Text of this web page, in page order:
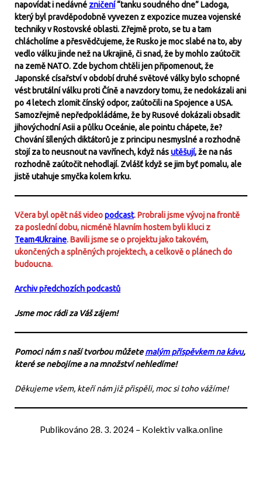
napovídat i nedávné zničení“tanku soudného dne” Ladoga,
který byl pravděpodobně vyvezen z expozice muzea vojenské
techniky v Rostovské oblasti. Zřejmě proto, se tu a tam
chlácholíme a přesvědčujeme, že Rusko je moc slabé na to, aby
vedlo válku jinde než na Ukrajině, či snad, že by mohlo zaútočit
na země NATO. Zde bychom chtěli jen připomenout, že
Japonské císařství v období druhé světové války bylo schopné
vést brutální válku proti Číně a navzdory tomu, že nedokázali ani
po 4 letech zlomit čínský odpor, zaútočili na Spojence a USA.
Samozřejmě nepředpokládáme, že by Rusové dokázali obsadit
jihovýchodní Asii a půlku Oceánie, ale pointu chápete, že?
Chování šílených diktátorů je z principu nesmyslné a rozhodně
stojí za to neusnout na vavřínech, když násutěšují, že na nás
rozhodně zaútočit nehodlají. Zvlášť když se jim byť pomalu, ale
jistě utahuje smyčka kolem krku.
Včera byl opět náš videopodcast. Probrali jsme vývoj na frontě
za poslední dobu, nicméně hlavním hostem byli kluci z
Team4Ukraine. Bavili jsme se o projektu jako takovém,
ukončených a splněných projektech, a celkově o plánech do
budoucna.
Archiv předchozích podcastů
Jsme moc rádi za Váš zájem!
Pomoci nám s naší tvorbou můžetemalým příspěvkem na kávu,
které se nebojíme a na množství nehledíme!
Děkujeme všem, kteří nám již přispěli, moc si toho vážíme!
Publikováno 28. 3. 2024– Kolektiv valka.online